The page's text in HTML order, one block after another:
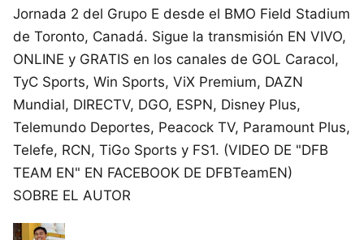
Jornada 2 del Grupo E desde el BMO Field Stadium
de Toronto, Canadá. Sigue la transmisión EN VIVO,
ONLINE y GRATIS en los canales de GOL Caracol,
TyC Sports, Win Sports, ViX Premium, DAZN
Mundial, DIRECTV, DGO, ESPN, Disney Plus,
Telemundo Deportes, Peacock TV, Paramount Plus,
Telefe, RCN, TiGo Sports y FS1. (VIDEO DE "DFB
TEAM EN" EN FACEBOOK DE DFBTeamEN)
SOBRE EL AUTOR